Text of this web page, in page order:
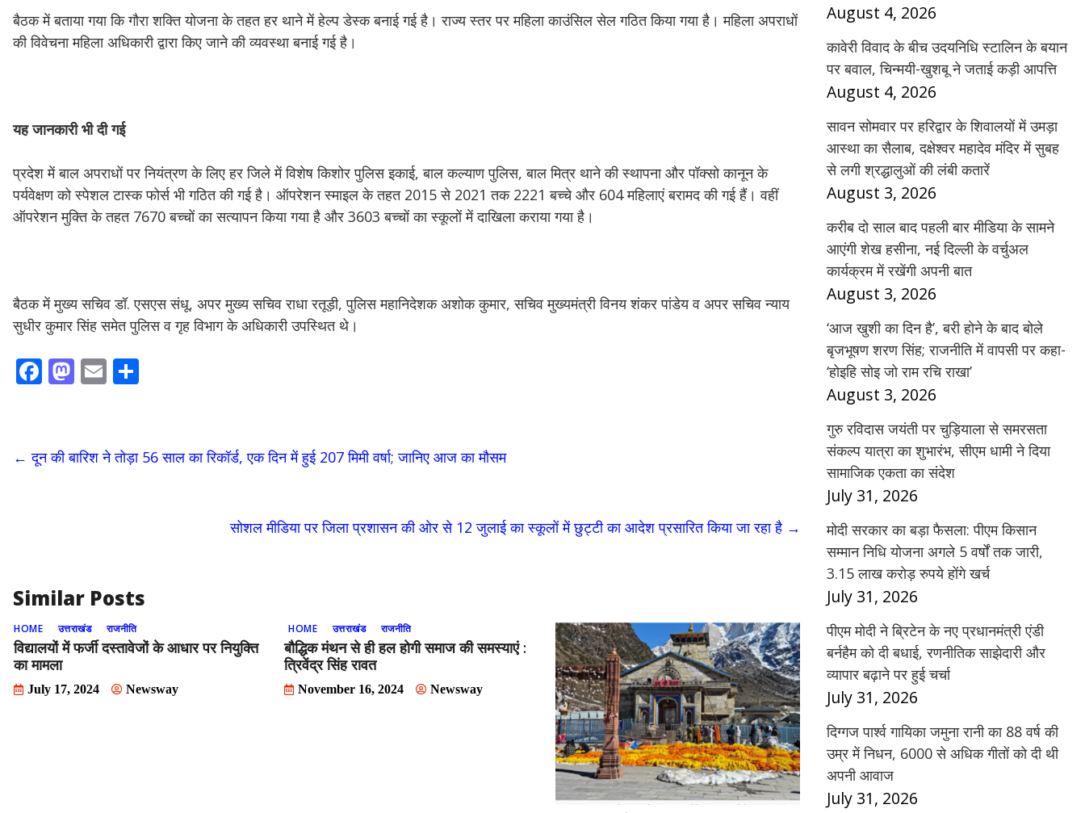
बैठक में बताया गया कि गौरा शक्ति योजना के तहत हर थाने में हेल्प डेस्क बनाई गई है। राज्य स्तर पर महिला काउंसिल सेल गठित किया गया है। महिला अपराधों
की विवेचना महिला अधिकारी द्वारा किए जाने की व्यवस्था बनाई गई है।
यहजानकारीभीदीगई
प्रदेश में बाल अपराधों पर नियंत्रण के लिए हर जिले में विशेष किशोर पुलिस इकाई, बाल कल्याण पुलिस, बाल मित्र थाने की स्थापना और पॉक्सो कानून के
पर्यवेक्षण को स्पेशल टास्क फोर्स भी गठित की गई है। ऑपरेशन स्माइल के तहत 2015 से 2021 तक 2221 बच्चे और 604 महिलाएं बरामद की गई हैं। वहीं
ऑपरेशन मुक्ति के तहत 7670 बच्चों का सत्यापन किया गया है और 3603 बच्चों का स्कूलों में दाखिला कराया गया है।
बैठक में मुख्य सचिव डॉ. एसएस संधू, अपर मुख्य सचिव राधा रतूड़ी, पुलिस महानिदेशक अशोक कुमार, सचिव मुख्यमंत्री विनय शंकर पांडेय व अपर सचिव न्याय
सुधीर कुमार सिंह समेत पुलिस व गृह विभाग के अधिकारी उपस्थित थे।
F
b
o
M
d
o
E
l e
← दून की बारिश ने तोड़ा 56 साल का रिकॉर्ड, एक दिन में हुई 207 मिमी वर्षा; जानिए आज का मौसम
सोशल मीडिया पर जिला प्रशासन की ओर से 12 जुलाई का स्कूलों में छुट्टी का आदेश प्रसारित किया जा रहा है →
Similar Posts
HOME उत्तराखंड राजनीति
विद्यालयों में फर्जी दस्तावेजों के आधार पर नियुक्ति
का मामला
July 17, 2024 Newsway
HOME उत्तराखंड राजनीति
बौद्धिक मंथन से ही हल होगी समाज की समस्याएं :
त्रिवेंद्र सिंह रावत
November 16, 2024 Newsway
August 4, 2026
कावेरी विवाद के बीच उदयनिधि स्टालिन के बयान
पर बवाल, चिन्मयी-खुशबू ने जताई कड़ी आपत्ति
August 4, 2026
सावन सोमवार पर हरिद्वार के शिवालयों में उमड़ा
आस्था का सैलाब, दक्षेश्वर महादेव मंदिर में सुबह
से लगी श्रद्धालुओं की लंबी कतारें
August 3, 2026
करीब दो साल बाद पहली बार मीडिया के सामने
आएंगी शेख हसीना, नई दिल्ली के वर्चुअल
कार्यक्रम में रखेंगी अपनी बात
August 3, 2026
‘आज खुशी का दिन है’, बरी होने के बाद बोले
बृजभूषण शरण सिंह; राजनीति में वापसी पर कहा-
‘होइहि सोइ जो राम रचि राखा’
August 3, 2026
गुरु रविदास जयंती पर चुड़ियाला से समरसता
संकल्प यात्रा का शुभारंभ, सीएम धामी ने दिया
सामाजिक एकता का संदेश
July 31, 2026
मोदी सरकार का बड़ा फैसला: पीएम किसान
सम्मान निधि योजना अगले 5 वर्षों तक जारी,
3.15 लाख करोड़ रुपये होंगे खर्च
July 31, 2026
पीएम मोदी ने ब्रिटेन के नए प्रधानमंत्री एंडी
बर्नहैम को दी बधाई, रणनीतिक साझेदारी और
व्यापार बढ़ाने पर हुई चर्चा
July 31, 2026
दिग्गज पार्श्व गायिका जमुना रानी का 88 वर्ष की
उम्र में निधन, 6000 से अधिक गीतों को दी थी
अपनी आवाज
July 31, 2026